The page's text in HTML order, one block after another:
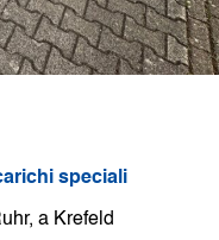
speciali
a Krefeld